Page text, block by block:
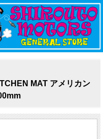
MAT アメリカン